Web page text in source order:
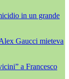
in un grande
Gaucci mieteva
a Francesco